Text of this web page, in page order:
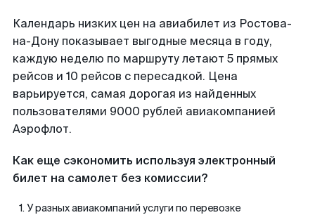
Календарь низких цен на авиабилет из Ростова-
на-Дону показывает выгодные месяца в году,
каждую неделю по маршруту летают 5 прямых
рейсов и 10 рейсов с пересадкой. Цена
варьируется, самая дорогая из найденных
пользователями 9000 рублей авиакомпанией
Аэрофлот.
Как еще сэкономить используя электронный
билет на самолет без комиссии?
У разных авиакомпаний услуги по перевозке